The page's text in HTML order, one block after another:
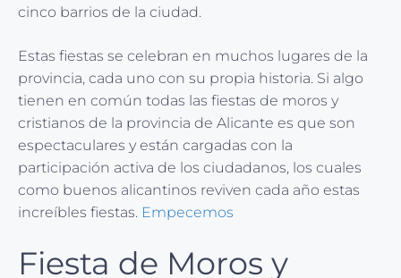
cinco barrios de la ciudad.
Estas fiestas se celebran en muchos lugares de la
provincia, cada uno con su propia historia. Si algo
tienen en común todas las fiestas de moros y
cristianos de la provincia de Alicante es que son
espectaculares y están cargadas con la
participación activa de los ciudadanos, los cuales
como buenos alicantinos reviven cada año estas
increíbles fiestas. Empecemos
Fiesta de Moros y